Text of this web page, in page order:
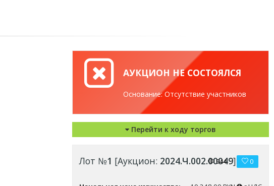
АУКЦИОН НЕ СОСТОЯЛСЯ
Основание: Отсутствие участников
Перейти к ходу торгов
Лот №1 [Аукцион: 2024.Ч.002.00049]
944 0